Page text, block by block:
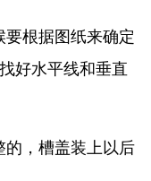
根据图纸来确定
好水平线和垂直
，槽盖装上以后